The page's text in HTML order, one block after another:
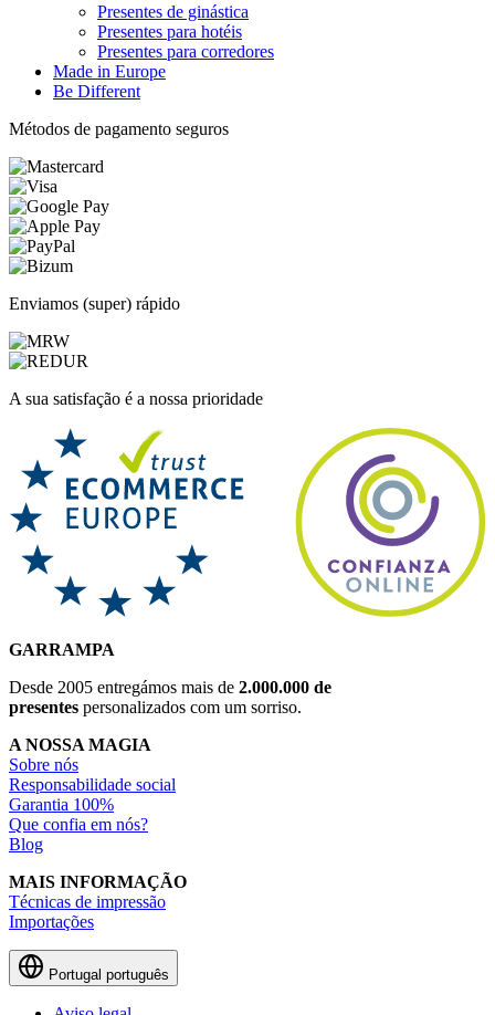
Presentes de ginástica
Presentes para hotéis
Presentes para corredores
Made in Europe
Be Different
Métodos de pagamento seguros
Enviamos (super) rápido
A sua satisfação é a nossa prioridade
GARRAMPA
Desde 2005 entregámos mais de 2.000.000 de
presentes personalizados com um sorriso.
A NOSSA MAGIA
Sobre nós
Responsabilidade social
Garantia 100%
Que confia em nós?
Blog
MAIS INFORMAÇÃO
Técnicas de impressão
Importações
Portugal português